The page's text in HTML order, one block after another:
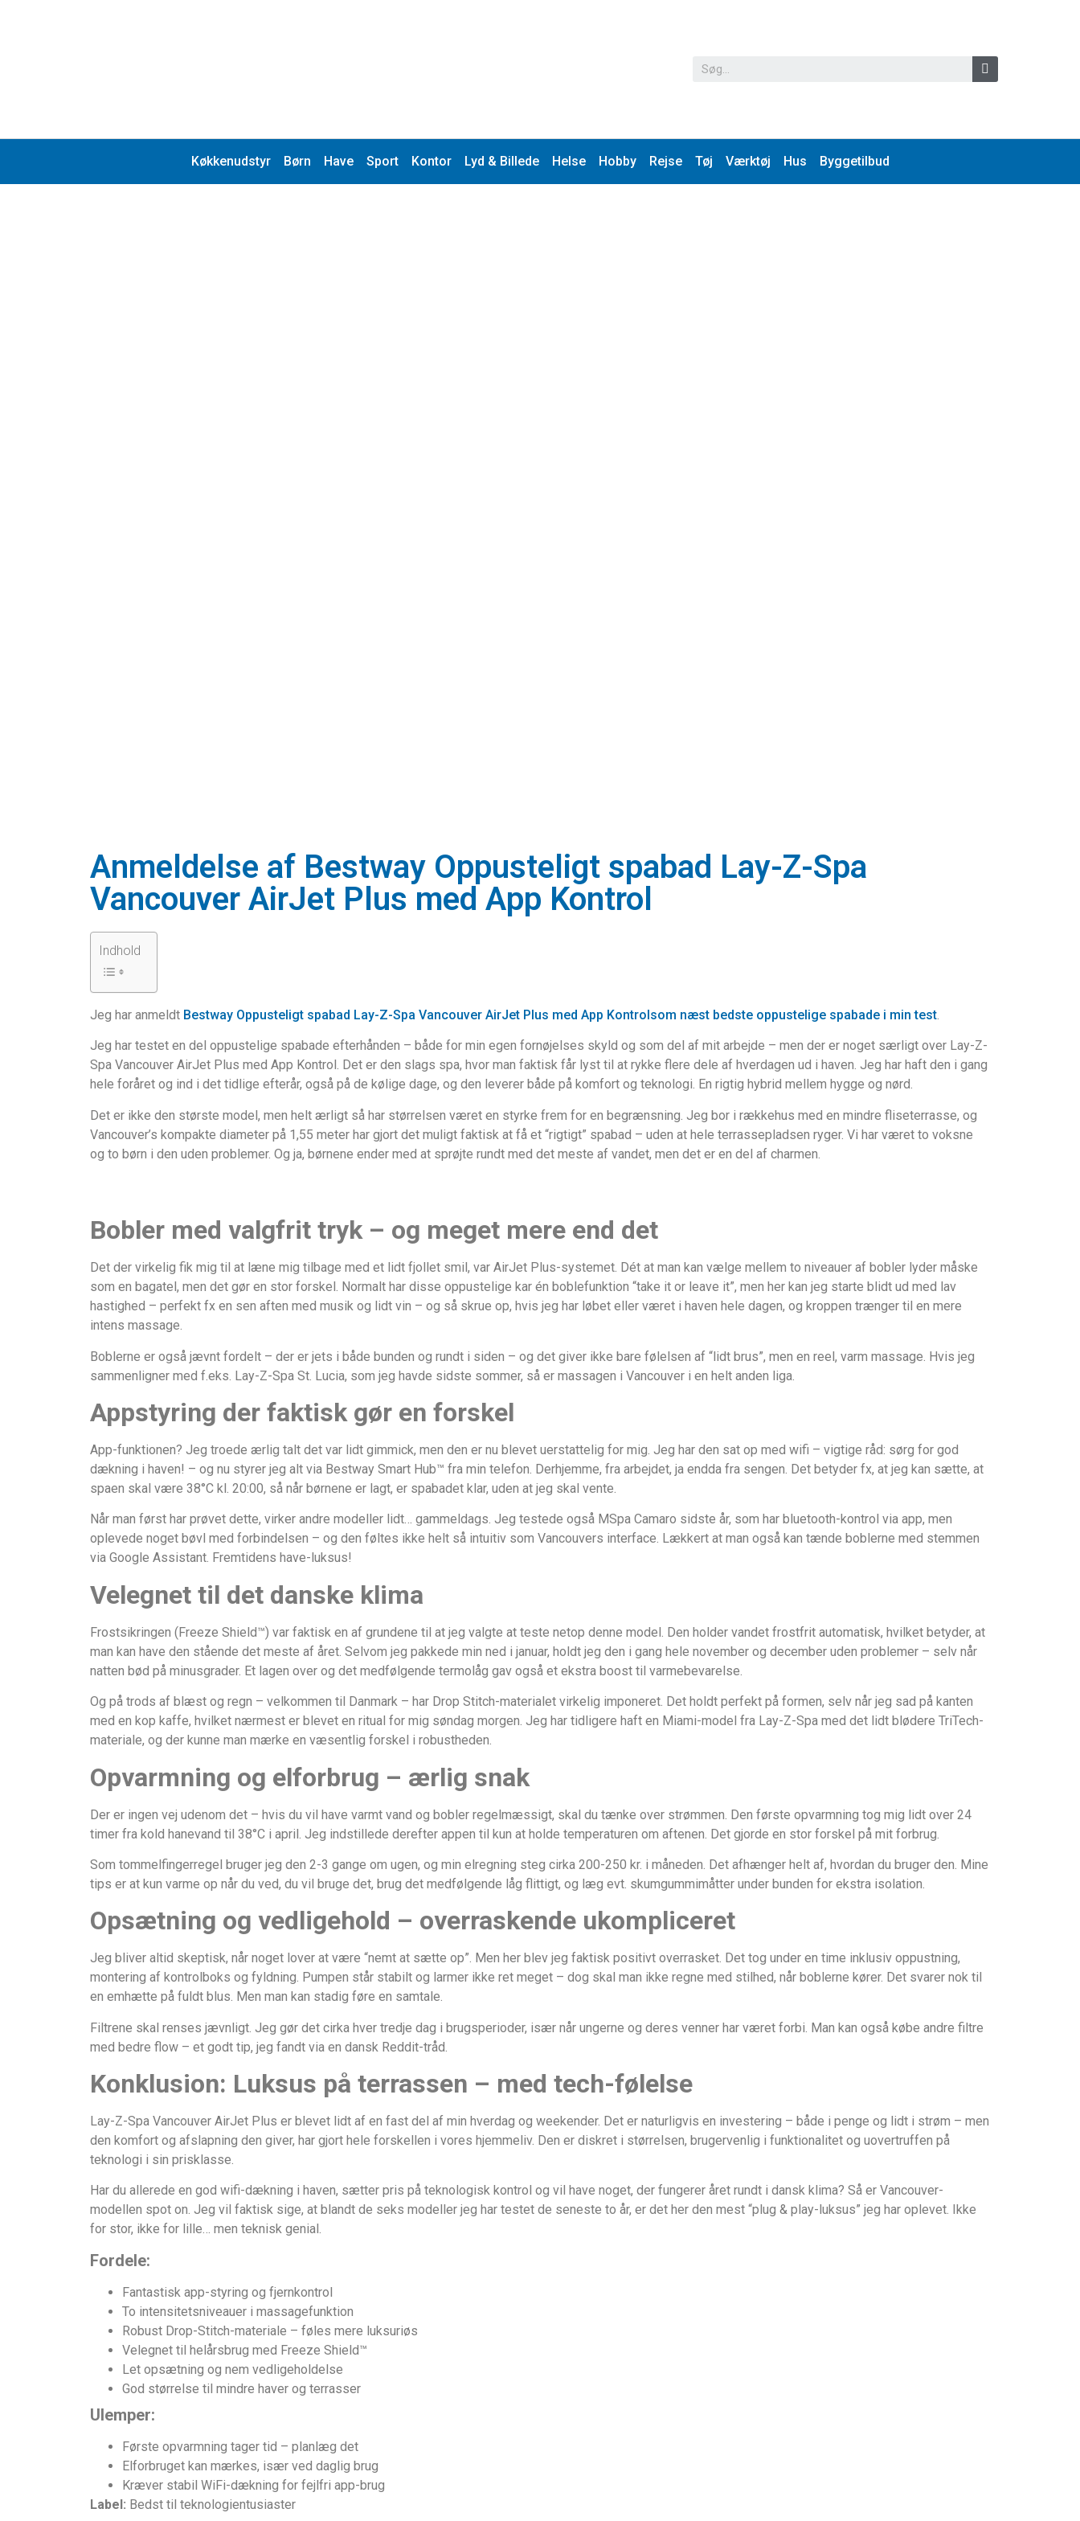
Køkkenudstyr Børn Have Sport Kontor Lyd & Billede Helse Hobby Rejse Tøj Værktøj Hus Byggetilbud
Anmeldelse af Bestway Oppusteligt spabad Lay-Z-Spa
Vancouver AirJet Plus med App Kontrol
Indhold
Jeg har anmeldt Bestway Oppusteligt spabad Lay-Z-Spa Vancouver AirJet Plus med App Kontrolsom næst bedste oppustelige spabade i min test.
Jeg har testet en del oppustelige spabade efterhånden – både for min egen fornøjelses skyld og som del af mit arbejde – men der er noget særligt over Lay-Z-
Spa Vancouver AirJet Plus med App Kontrol. Det er den slags spa, hvor man faktisk får lyst til at rykke flere dele af hverdagen ud i haven. Jeg har haft den i gang
hele foråret og ind i det tidlige efterår, også på de kølige dage, og den leverer både på komfort og teknologi. En rigtig hybrid mellem hygge og nørd.
Det er ikke den største model, men helt ærligt så har størrelsen været en styrke frem for en begrænsning. Jeg bor i rækkehus med en mindre fliseterrasse, og
Vancouver’s kompakte diameter på 1,55 meter har gjort det muligt faktisk at få et “rigtigt” spabad – uden at hele terrassepladsen ryger. Vi har været to voksne
og to børn i den uden problemer. Og ja, børnene ender med at sprøjte rundt med det meste af vandet, men det er en del af charmen.
Bobler med valgfrit tryk – og meget mere end det
Det der virkelig fik mig til at læne mig tilbage med et lidt fjollet smil, var AirJet Plus-systemet. Dét at man kan vælge mellem to niveauer af bobler lyder måske
som en bagatel, men det gør en stor forskel. Normalt har disse oppustelige kar én boblefunktion “take it or leave it”, men her kan jeg starte blidt ud med lav
hastighed – perfekt fx en sen aften med musik og lidt vin – og så skrue op, hvis jeg har løbet eller været i haven hele dagen, og kroppen trænger til en mere
intens massage.
Boblerne er også jævnt fordelt – der er jets i både bunden og rundt i siden – og det giver ikke bare følelsen af “lidt brus”, men en reel, varm massage. Hvis jeg
sammenligner med f.eks. Lay-Z-Spa St. Lucia, som jeg havde sidste sommer, så er massagen i Vancouver i en helt anden liga.
Appstyring der faktisk gør en forskel
App-funktionen? Jeg troede ærlig talt det var lidt gimmick, men den er nu blevet uerstattelig for mig. Jeg har den sat op med wifi – vigtige råd: sørg for god
dækning i haven! – og nu styrer jeg alt via Bestway Smart Hub™ fra min telefon. Derhjemme, fra arbejdet, ja endda fra sengen. Det betyder fx, at jeg kan sætte, at
spaen skal være 38°C kl. 20:00, så når børnene er lagt, er spabadet klar, uden at jeg skal vente.
Når man først har prøvet dette, virker andre modeller lidt… gammeldags. Jeg testede også MSpa Camaro sidste år, som har bluetooth-kontrol via app, men
oplevede noget bøvl med forbindelsen – og den føltes ikke helt så intuitiv som Vancouvers interface. Lækkert at man også kan tænde boblerne med stemmen
via Google Assistant. Fremtidens have-luksus!
Velegnet til det danske klima
Frostsikringen (Freeze Shield™) var faktisk en af grundene til at jeg valgte at teste netop denne model. Den holder vandet frostfrit automatisk, hvilket betyder, at
man kan have den stående det meste af året. Selvom jeg pakkede min ned i januar, holdt jeg den i gang hele november og december uden problemer – selv når
natten bød på minusgrader. Et lagen over og det medfølgende termolåg gav også et ekstra boost til varmebevarelse.
Og på trods af blæst og regn – velkommen til Danmark – har Drop Stitch-materialet virkelig imponeret. Det holdt perfekt på formen, selv når jeg sad på kanten
med en kop kaffe, hvilket nærmest er blevet en ritual for mig søndag morgen. Jeg har tidligere haft en Miami-model fra Lay-Z-Spa med det lidt blødere TriTech-
materiale, og der kunne man mærke en væsentlig forskel i robustheden.
Opvarmning og elforbrug – ærlig snak
Der er ingen vej udenom det – hvis du vil have varmt vand og bobler regelmæssigt, skal du tænke over strømmen. Den første opvarmning tog mig lidt over 24
timer fra kold hanevand til 38°C i april. Jeg indstillede derefter appen til kun at holde temperaturen om aftenen. Det gjorde en stor forskel på mit forbrug.
Som tommelfingerregel bruger jeg den 2-3 gange om ugen, og min elregning steg cirka 200-250 kr. i måneden. Det afhænger helt af, hvordan du bruger den. Mine
tips er at kun varme op når du ved, du vil bruge det, brug det medfølgende låg flittigt, og læg evt. skumgummimåtter under bunden for ekstra isolation.
Opsætning og vedligehold – overraskende ukompliceret
Jeg bliver altid skeptisk, når noget lover at være “nemt at sætte op”. Men her blev jeg faktisk positivt overrasket. Det tog under en time inklusiv oppustning,
montering af kontrolboks og fyldning. Pumpen står stabilt og larmer ikke ret meget – dog skal man ikke regne med stilhed, når boblerne kører. Det svarer nok til
en emhætte på fuldt blus. Men man kan stadig føre en samtale.
Filtrene skal renses jævnligt. Jeg gør det cirka hver tredje dag i brugsperioder, især når ungerne og deres venner har været forbi. Man kan også købe andre filtre
med bedre flow – et godt tip, jeg fandt via en dansk Reddit-tråd.
Konklusion: Luksus på terrassen – med tech-følelse
Lay-Z-Spa Vancouver AirJet Plus er blevet lidt af en fast del af min hverdag og weekender. Det er naturligvis en investering – både i penge og lidt i strøm – men
den komfort og afslapning den giver, har gjort hele forskellen i vores hjemmeliv. Den er diskret i størrelsen, brugervenlig i funktionalitet og uovertruffen på
teknologi i sin prisklasse.
Har du allerede en god wifi-dækning i haven, sætter pris på teknologisk kontrol og vil have noget, der fungerer året rundt i dansk klima? Så er Vancouver-
modellen spot on. Jeg vil faktisk sige, at blandt de seks modeller jeg har testet de seneste to år, er det her den mest “plug & play-luksus” jeg har oplevet. Ikke
for stor, ikke for lille… men teknisk genial.
Fordele:
Fantastisk app-styring og fjernkontrol
To intensitetsniveauer i massagefunktion
Robust Drop-Stitch-materiale – føles mere luksuriøs
Velegnet til helårsbrug med Freeze Shield™
Let opsætning og nem vedligeholdelse
God størrelse til mindre haver og terrasser
Ulemper:
Første opvarmning tager tid – planlæg det
Elforbruget kan mærkes, især ved daglig brug
Kræver stabil WiFi-dækning for fejlfri app-brug
Label: Bedst til teknologientusiaster